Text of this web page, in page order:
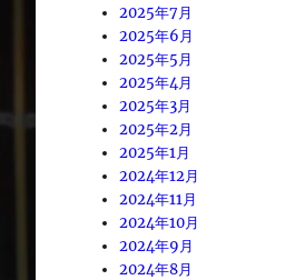
2025年7月
2025年6月
2025年5月
2025年4月
2025年3月
2025年2月
2025年1月
2024年12月
2024年11月
2024年10月
2024年9月
2024年8月